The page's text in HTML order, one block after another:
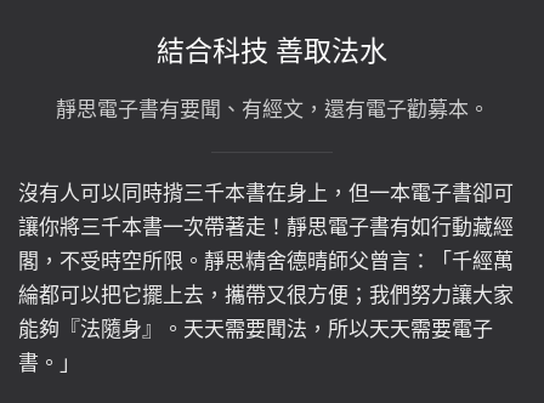
結合科技 善取法水
靜思電子書有要聞、有經文，還有電子勸募本。
沒有人可以同時揹三千本書在身上，但一本電子書卻可
讓你將三千本書一次帶著走！靜思電子書有如行動藏經
閣，不受時空所限。靜思精舍德晴師父曾言：「千經萬
綸都可以把它擺上去，攜帶又很方便；我們努力讓大家
能夠『法隨身』。天天需要聞法，所以天天需要電子
書。」